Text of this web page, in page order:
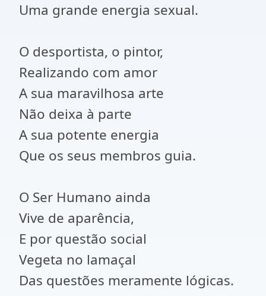
Uma grande energia sexual.
O desportista, o pintor,
Realizando com amor
A sua maravilhosa arte
Não deixa à parte
A sua potente energia
Que os seus membros guia.
O Ser Humano ainda
Vive de aparência,
E por questão social
Vegeta no lamaçal
Das questões meramente lógicas.